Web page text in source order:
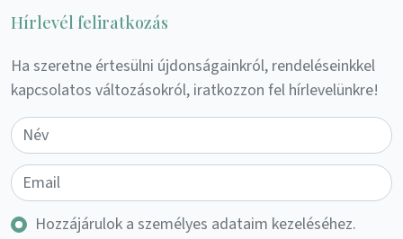
Hírlevél feliratkozás
Ha szeretne értesülni újdonságainkról, rendeléseinkkel
kapcsolatos változásokról, iratkozzon fel hírlevelünkre!
Hozzájárulok a személyes adataim kezeléséhez.